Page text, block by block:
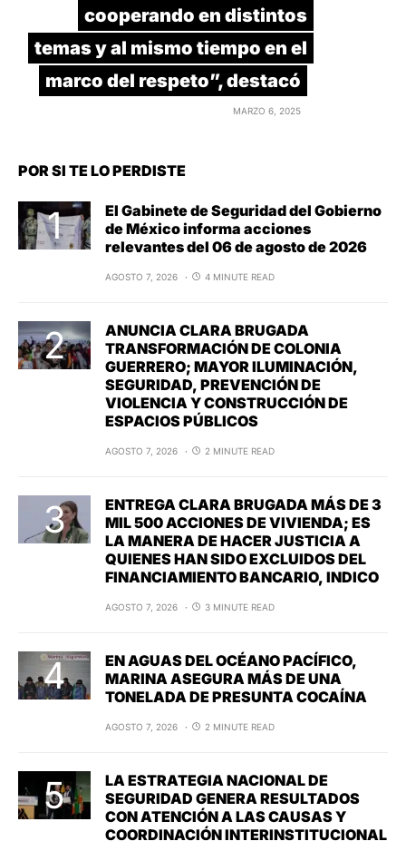
cooperando en distintos
temas y al mismo tiempo en el
marco del respeto”, destacó
MARZO 6, 2025
POR SI TE LO PERDISTE
El Gabinete de Seguridad del Gobierno
de México informa acciones
relevantes del 06 de agosto de 2026
AGOSTO 7, 2026 4 MINUTE READ
ANUNCIA CLARA BRUGADA
TRANSFORMACIÓN DE COLONIA
GUERRERO; MAYOR ILUMINACIÓN,
SEGURIDAD, PREVENCIÓN DE
VIOLENCIA Y CONSTRUCCIÓN DE
ESPACIOS PÚBLICOS
AGOSTO 7, 2026 2 MINUTE READ
ENTREGA CLARA BRUGADA MÁS DE 3
MIL 500 ACCIONES DE VIVIENDA; ES
LA MANERA DE HACER JUSTICIA A
QUIENES HAN SIDO EXCLUIDOS DEL
FINANCIAMIENTO BANCARIO, INDICO
AGOSTO 7, 2026 3 MINUTE READ
EN AGUAS DEL OCÉANO PACÍFICO,
MARINA ASEGURA MÁS DE UNA
TONELADA DE PRESUNTA COCAÍNA
AGOSTO 7, 2026 2 MINUTE READ
LA ESTRATEGIA NACIONAL DE
SEGURIDAD GENERA RESULTADOS
CON ATENCIÓN A LAS CAUSAS Y
COORDINACIÓN INTERINSTITUCIONAL